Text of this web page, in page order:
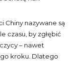
Chiny nazywane są
czasu, by zgłębić
– nawet
kroku. Dlatego